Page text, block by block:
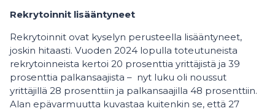
Rekrytoinnit lisääntyneet
Rekrytoinnit ovat kyselyn perusteella lisääntyneet,
joskin hitaasti. Vuoden 2024 lopulla toteutuneista
rekrytoinneista kertoi 20 prosenttia yrittäjistä ja 39
prosenttia palkansaajista – nyt luku oli noussut
yrittäjillä 28 prosenttiin ja palkansaajilla 48 prosenttiin.
Alan epävarmuutta kuvastaa kuitenkin se, että 27